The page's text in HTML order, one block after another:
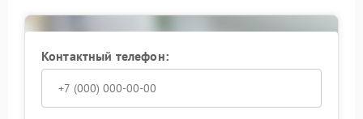
Контактный телефон: